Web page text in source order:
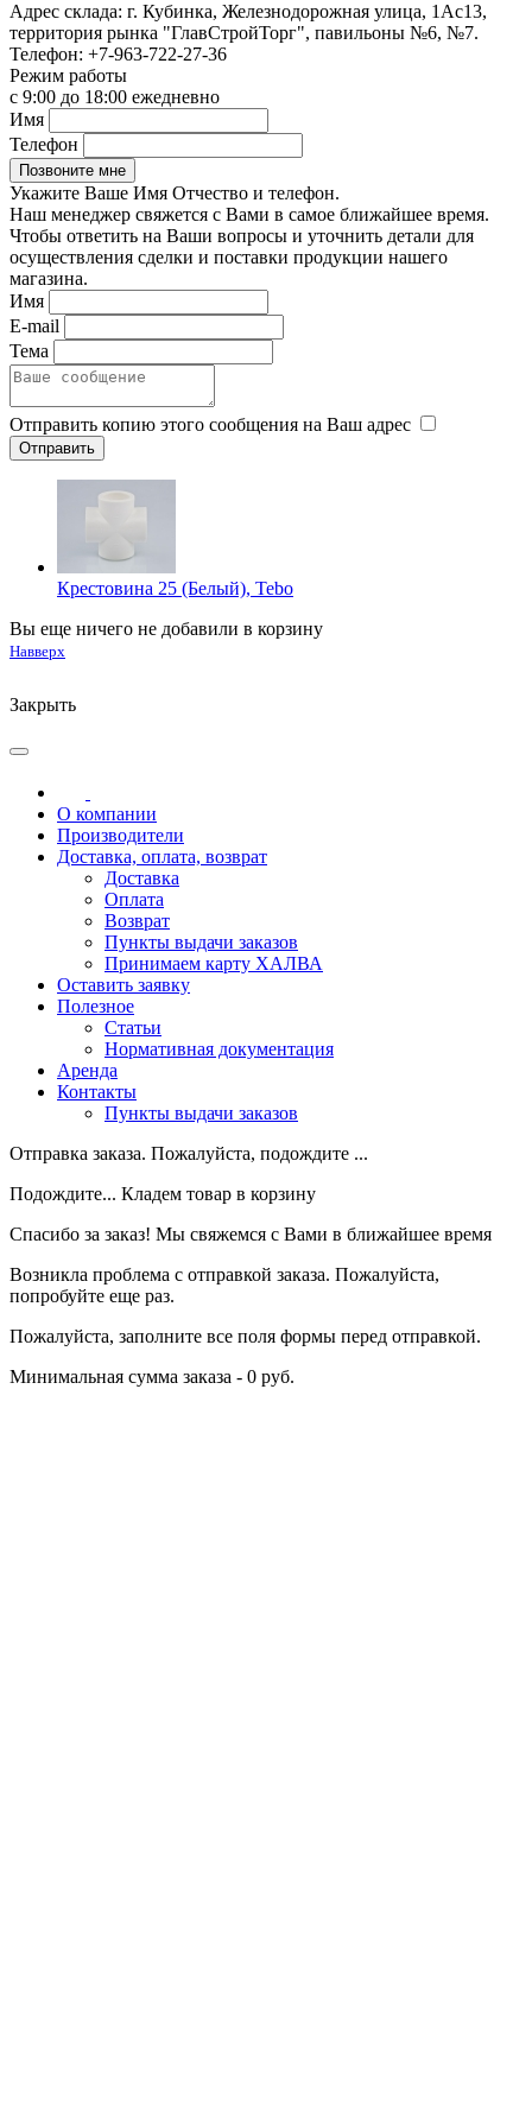
Адрес склада: г. Кубинка, Железнодорожная улица, 1Ас13,
территория рынка "ГлавСтройТорг", павильоны №6, №7.
Телефон: +7-963-722-27-36
Режим работы
с 9:00 до 18:00 ежедневно
Имя
Телефон
Укажите Ваше Имя Отчество и телефон.
Наш менеджер свяжется с Вами в самое ближайшее время.
Чтобы ответить на Ваши вопросы и уточнить детали для
осуществления сделки и поставки продукции нашего
магазина.
Имя
E-mail
Тема
Отправить копию этого сообщения на Ваш адрес
Крестовина 25 (Белый), Tebo
Вы еще ничего не добавили в корзину
Навверх
Закрыть
О компании
Производители
Доставка, оплата, возврат
Доставка
Оплата
Возврат
Пункты выдачи заказов
Принимаем карту ХАЛВА
Оставить заявку
Полезное
Статьи
Нормативная документация
Аренда
Контакты
Пункты выдачи заказов
Отправка заказа. Пожалуйста, подождите ...
Подождите... Кладем товар в корзину
Спасибо за заказ! Мы свяжемся с Вами в ближайшее время
Возникла проблема с отправкой заказа. Пожалуйста,
попробуйте еще раз.
Пожалуйста, заполните все поля формы перед отправкой.
Минимальная сумма заказа - 0 руб.